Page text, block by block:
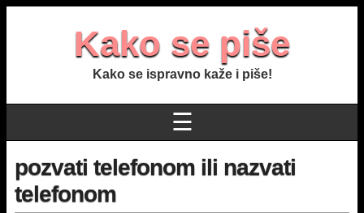
Kako se piše
Kako se ispravno kaže i piše!
☰
pozvati telefonom ili nazvati
telefonom